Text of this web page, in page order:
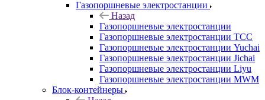
Газопоршневые электростанции
Назад
Газопоршневые электростанции
Газопоршневые электростанции ТСС
Газопоршневые электростанции Yuchai
Газопоршневые электростанции Jichai
Газопоршневые электростанции Liyu
Газопоршневые электростанции MWM
Блок-контейнеры